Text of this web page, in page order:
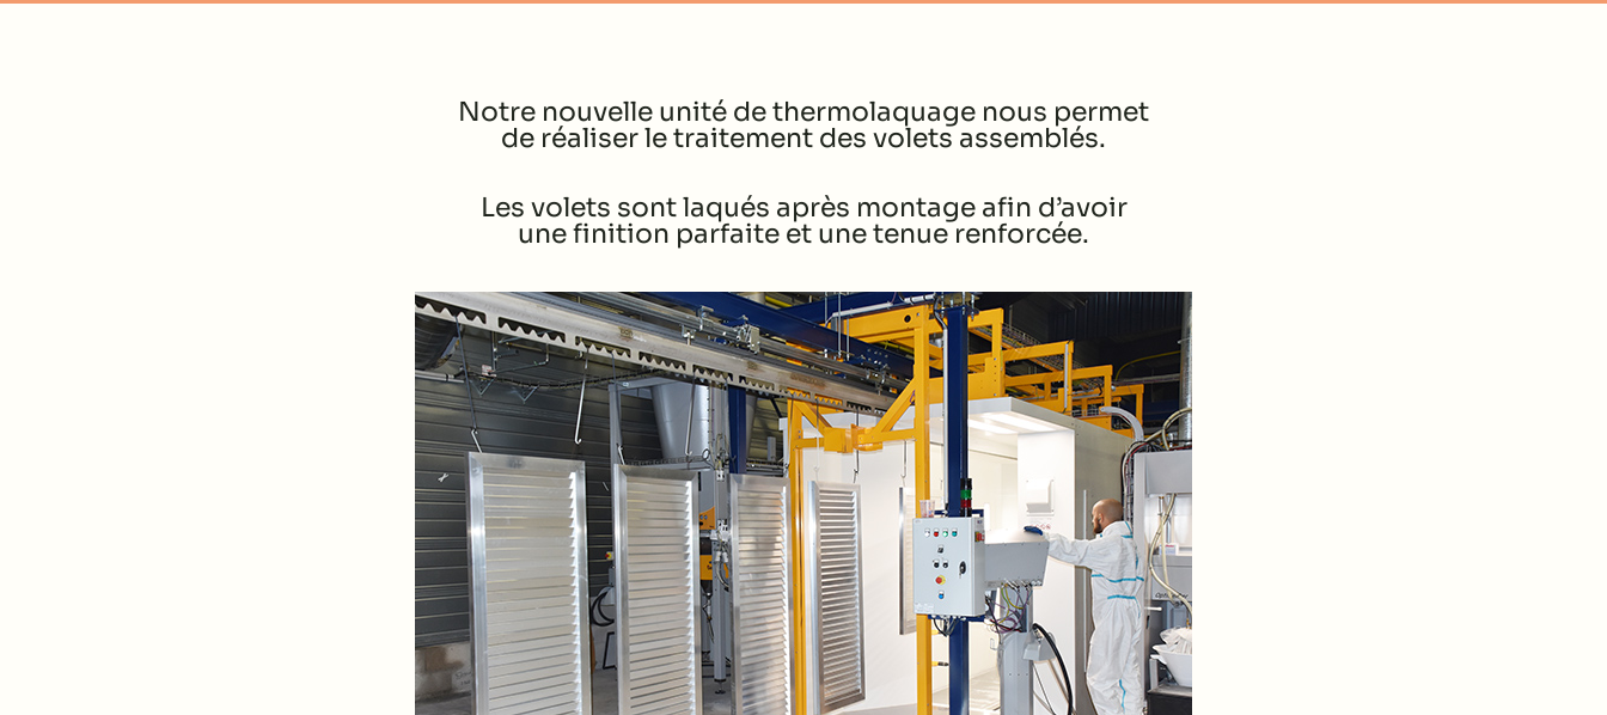
Notre nouvelle unité de thermolaquage nous permet
​de réaliser le traitement des volets assemblés.
Les volets sont laqués après montage afin d’avoir
une finition parfaite et une tenue renforcée.